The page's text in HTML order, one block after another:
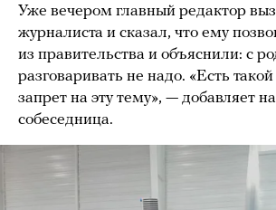
Уже вечером главный редактор
журналиста и сказал, что ему
из правительства и объяснили: с
разговаривать не надо. «Есть
запрет на эту тему», — добавляет
собеседница.